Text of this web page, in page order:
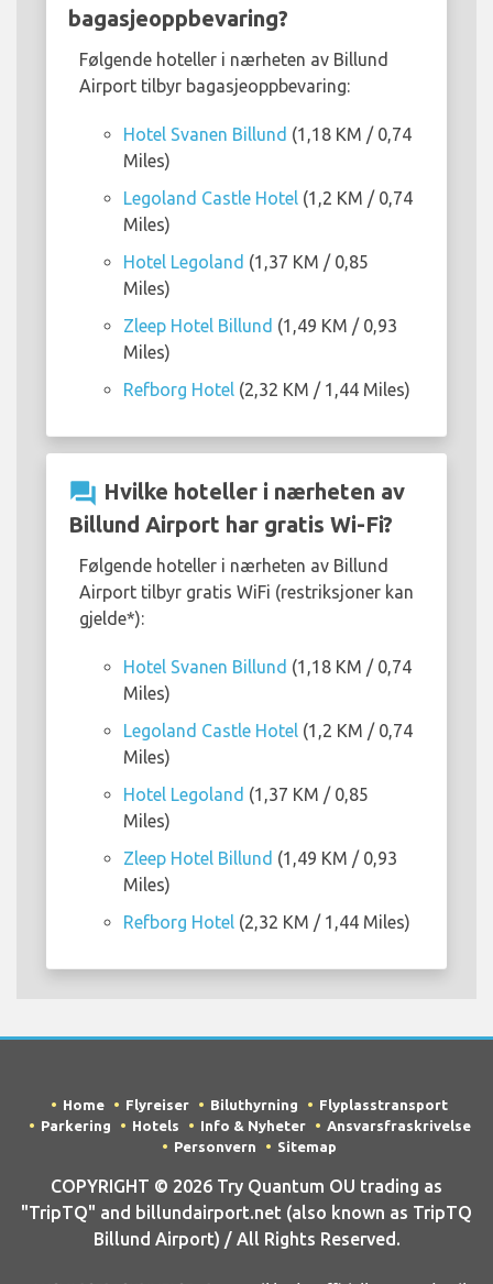
bagasjeoppbevaring?
Følgende hoteller i nærheten av Billund
Airport tilbyr bagasjeoppbevaring:
Hotel Svanen Billund (1,18 KM / 0,74
Miles)
Legoland Castle Hotel (1,2 KM / 0,74
Miles)
Hotel Legoland (1,37 KM / 0,85
Miles)
Zleep Hotel Billund (1,49 KM / 0,93
Miles)
Refborg Hotel (2,32 KM / 1,44 Miles)
question_answer Hvilke hoteller i nærheten av
Billund Airport har gratis Wi-Fi?
Følgende hoteller i nærheten av Billund
Airport tilbyr gratis WiFi (restriksjoner kan
gjelde*):
Hotel Svanen Billund (1,18 KM / 0,74
Miles)
Legoland Castle Hotel (1,2 KM / 0,74
Miles)
Hotel Legoland (1,37 KM / 0,85
Miles)
Zleep Hotel Billund (1,49 KM / 0,93
Miles)
Refborg Hotel (2,32 KM / 1,44 Miles)
Home Flyreiser Biluthyrning
Flyplasstransport
Parkering
Hotels Info & Nyheter
Ansvarsfraskrivelse
Personvern
Sitemap
COPYRIGHT © 2026 Try Quantum OU trading as
"TripTQ" and billundairport.net (also known as TripTQ
Billund Airport) / All Rights Reserved.